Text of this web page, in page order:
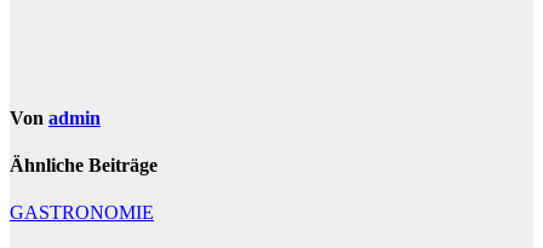
Von admin
Ähnliche Beiträge
GASTRONOMIE